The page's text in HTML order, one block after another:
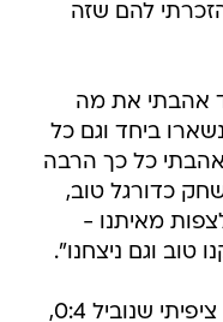
להם שזה
אהבתי את מה
ביחד וגם כל
כל כך הרבה
כדורגל טוב,
מאיתנו -
טוב וגם ניצחנו".
קלופ המשיך והוסיף בכנות: "לא ציפיתי שנוביל 0:4,